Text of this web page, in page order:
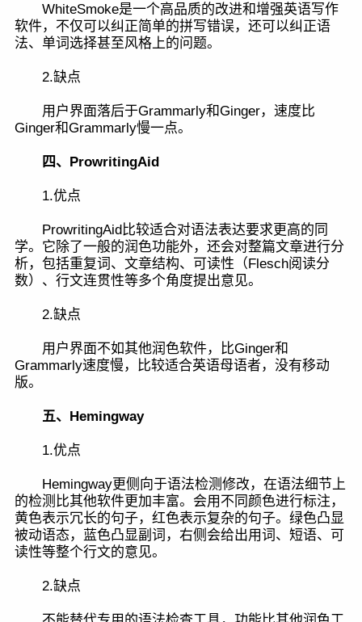
WhiteSmoke是一个高品质的改进和增强英语写作
软件，不仅可以纠正简单的拼写错误，还可以纠正语
法、单词选择甚至风格上的问题。
2.缺点
用户界面落后于Grammarly和Ginger，速度比
Ginger和Grammarly慢一点。
四、ProwritingAid
1.优点
ProwritingAid比较适合对语法表达要求更高的同
学。它除了一般的润色功能外，还会对整篇文章进行分
析，包括重复词、文章结构、可读性（Flesch阅读分
数）、行文连贯性等多个角度提出意见。
2.缺点
用户界面不如其他润色软件，比Ginger和
Grammarly速度慢，比较适合英语母语者，没有移动
版。
五、Hemingway
1.优点
Hemingway更侧向于语法检测修改，在语法细节上
的检测比其他软件更加丰富。会用不同颜色进行标注，
黄色表示冗长的句子，红色表示复杂的句子。绿色凸显
被动语态，蓝色凸显副词，右侧会给出用词、短语、可
读性等整个行文的意见。
2.缺点